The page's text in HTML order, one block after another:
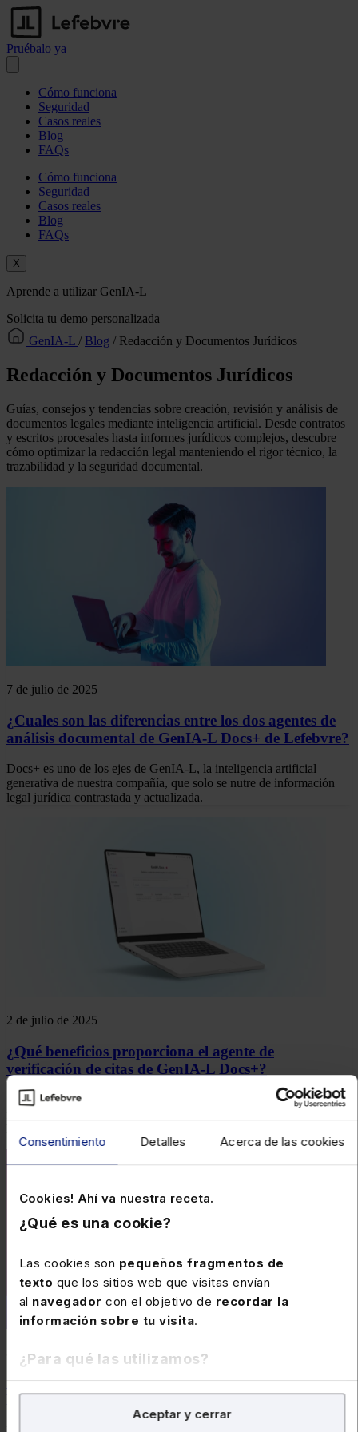
Consentimiento Detalles Acerca de las cookies
Cookies! Ahí va nuestra receta.
¿Qué es una cookie?
Las cookies son pequeños fragmentos de
texto que los sitios web que visitas envían
al navegador con el objetivo de recordar la
información sobre tu visita.
¿Para qué las utilizamos?
En Lefebvre utilizamos las cookies confines
para tratar demejorar tu experiencia
Aceptar y cerrar
Pruébalo ya
Cómo funciona
Seguridad
Casos reales
Blog
FAQs
Cómo funciona
Seguridad
Casos reales
Blog
FAQs
X
Aprende a utilizar GenIA-L
Solicita tu demo personalizada
GenIA-L / Blog / Redacción y Documentos Jurídicos
Redacción y Documentos Jurídicos
Guías, consejos y tendencias sobre creación, revisión y análisis de
documentos legales mediante inteligencia artificial. Desde contratos
y escritos procesales hasta informes jurídicos complejos, descubre
cómo optimizar la redacción legal manteniendo el rigor técnico, la
trazabilidad y la seguridad documental.
7 de julio de 2025
¿Cuales son las diferencias entre los dos agentes de
análisis documental de GenIA-L Docs+ de Lefebvre?
Docs+ es uno de los ejes de GenIA-L, la inteligencia artificial
generativa de nuestra compañía, que solo se nutre de información
legal jurídica contrastada y actualizada.
2 de julio de 2025
¿Qué beneficios proporciona el agente de
verificación de citas de GenIA-L Docs+?
El agente de verificación de citas del sistema Docs+ permite incluir
30 de abril de 2025
GenIA-L Docs+, un analista inteligente diseñado por
Lefebvre para interactuar con documentos legales